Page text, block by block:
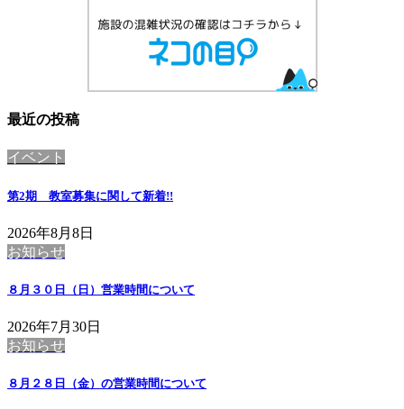
最近の投稿
イベント
第2期 教室募集に関して新着!!
2026年8月8日
お知らせ
８月３０日（日）営業時間について
2026年7月30日
お知らせ
８月２８日（金）の営業時間について